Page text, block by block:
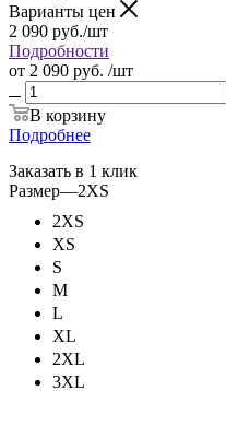
Варианты цен
2 090 руб./шт
Подробности
от 2 090 руб. /шт
В корзину
Подробнее
Заказать в 1 клик
Размер—2XS
2XS
XS
S
M
L
XL
2XL
3XL